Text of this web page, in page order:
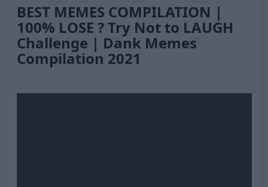
BEST MEMES COMPILATION |
100% LOSE ? Try Not to LAUGH
Challenge | Dank Memes
Compilation 2021